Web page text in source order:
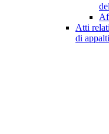
Atti
di